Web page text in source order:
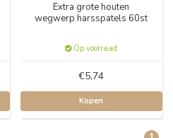
Extra grote houten
wegwerp harsspatels 60st
Op voorraad
€5,74
Kopen